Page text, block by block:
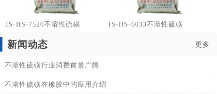
IS-HS-7520不溶性硫磺 IS-HS-6033不溶性硫磺
新闻动态 更多
不溶性硫磺行业消费前景广阔
不溶性硫磺在橡胶中的应用介绍